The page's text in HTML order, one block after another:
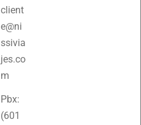
client
e@ni
ssivia
jes.co
m
Pbx:
(601